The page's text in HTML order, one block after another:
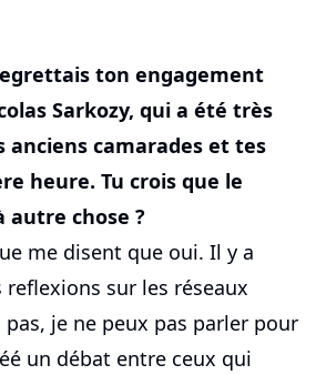
ton engagement
Sarkozy, qui a été très
anciens camarades et tes
heure. Tu crois que le
autre chose ?
me disent que oui. Il y a
sur les réseaux
pas, je ne peux pas parler pour
un débat entre ceux qui